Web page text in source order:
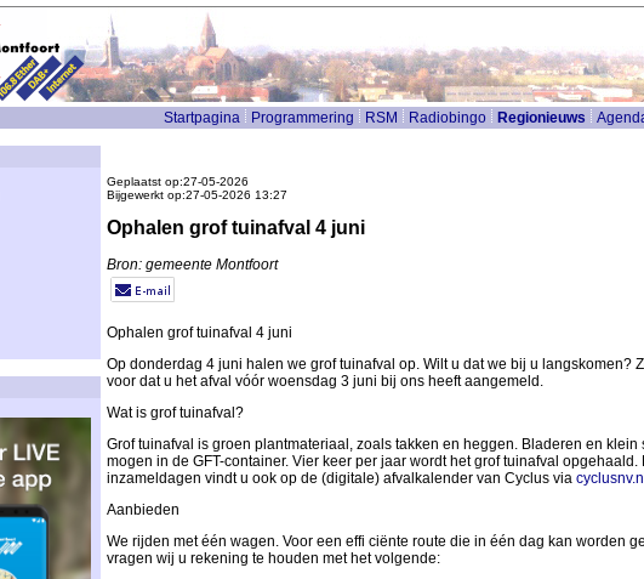
Startpagina Programmering RSM Radiobingo Regionieuws
Geplaatst op:27-05-2026
Bijgewerkt op:27-05-2026 13:27
Ophalen grof tuinafval 4 juni
Bron: gemeente Montfoort
Ophalen grof tuinafval 4 juni
Op donderdag 4 juni halen we grof tuinafval op. Wilt u dat we bij u langskomen?
voor dat u het afval vóór woensdag 3 juni bij ons heeft aangemeld.
Wat is grof tuinafval?
Grof tuinafval is groen plantmateriaal, zoals takken en heggen. Bladeren en klein
mogen in de GFT-container. Vier keer per jaar wordt het grof tuinafval opgehaald.
inzameldagen vindt u ook op de (digitale) afvalkalender van Cyclus via
Aanbieden
We rijden met één wagen. Voor een effi ciënte route die in één dag kan worden
vragen wij u rekening te houden met het volgende: